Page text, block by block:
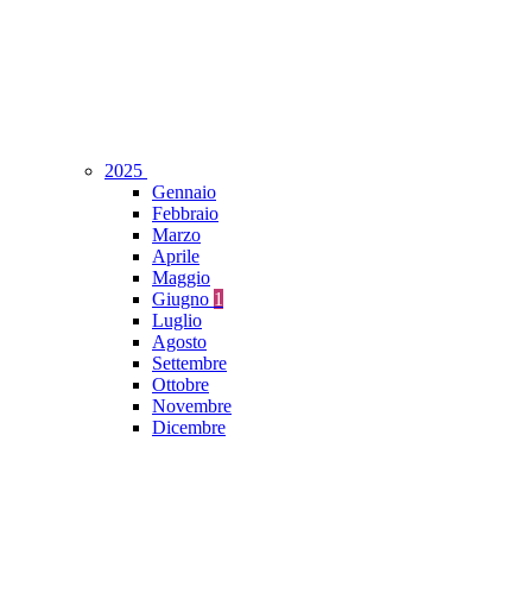
2025
Gennaio
Febbraio
Marzo
Aprile
Maggio
Giugno 1
Luglio
Agosto
Settembre
Ottobre
Novembre
Dicembre